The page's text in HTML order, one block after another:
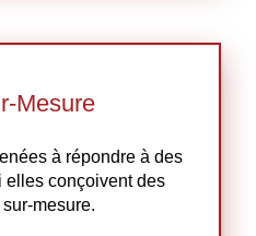
Mesure
à répondre à des
elles conçoivent des
mesure.